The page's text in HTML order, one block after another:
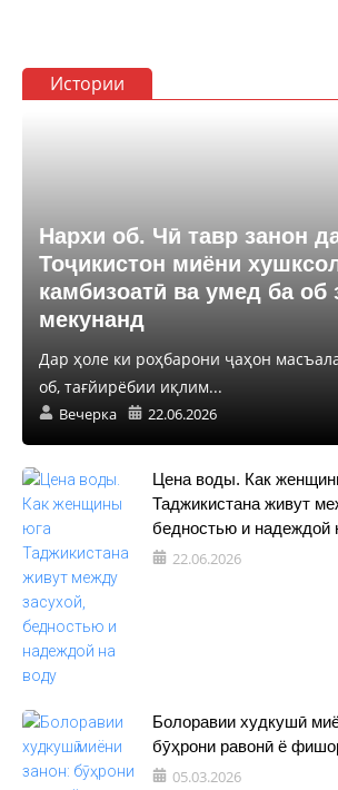
Истории
Нархи об. Чӣ тавр занон
Тоҷикистон миёни
камбизоатӣ ва умед ба об
мекунанд
Дар ҳоле ки роҳбарони ҷаҳон
об, тағйирёбии иқлим...
Вечерка 22.06.2026
Цена воды. Как
Таджикистана живут
бедностью и надеждой
22.06.2026
Болоравии худкушӣ
бӯҳрони равонӣ ё
05.03.2026